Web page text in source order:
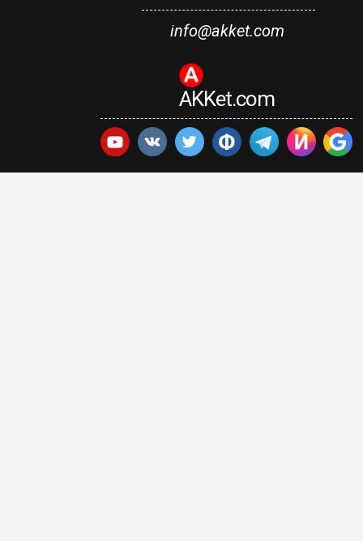
info@akket.com
AKKet.com